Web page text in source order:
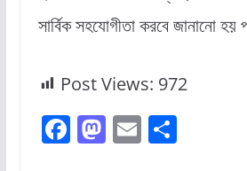
সার্বিক সহযোগীতা করবে জানানো
Post Views: 972
F M E S